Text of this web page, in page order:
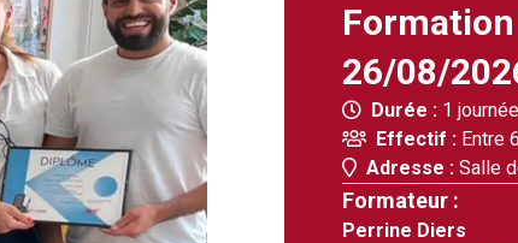
Podologie
Hôpitaux et soins
infirmiers
26/08/
Durée : 1 journée
Effectif : Entre
Adresse : Salle
Formateur :
Perrine Diers